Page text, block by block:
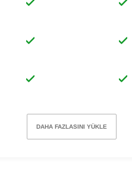
DAHA FAZLASINI YÜKLE